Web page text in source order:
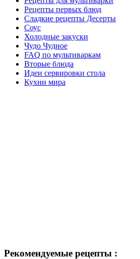
Рецепты первых блюд
Сладкие рецепты Десерты
Соус
Холодные закуски
Чудо Чудное
FAQ по мультиваркам
Вторые блюда
Идеи сервировки стола
Кухни мира
Рекомендуемые рецепты :